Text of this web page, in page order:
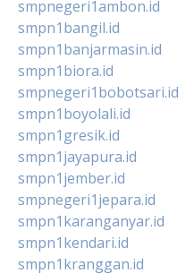
smpnegeri1ambon.id
smpn1bangil.id
smpn1banjarmasin.id
smpn1biora.id
smpnegeri1bobotsari.id
smpn1boyolali.id
smpn1gresik.id
smpn1jayapura.id
smpn1jember.id
smpnegeri1jepara.id
smpn1karanganyar.id
smpn1kendari.id
smpn1kranggan.id